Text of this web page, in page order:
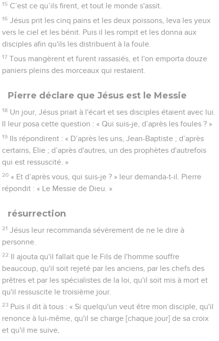
15 C’est ce qu’ils firent, et tout le monde s'assit.
16 Jésus prit les cinq pains et les deux poissons, leva les yeux
vers le ciel et les bénit. Puis il les rompit et les donna aux
disciples afin qu'ils les distribuent à la foule.
17 Tous mangèrent et furent rassasiés, et l'on emporta douze
paniers pleins des morceaux qui restaient.
Pierre déclare que Jésus est le Messie
18 Un jour, Jésus priait à l'écart et ses disciples étaient avec lui.
Il leur posa cette question : « Qui suis-je, d’après les foules ? »
19 Ils répondirent : « D’après les uns, Jean-Baptiste ; d’après
certains, Elie ; d’après d'autres, un des prophètes d'autrefois
qui est ressuscité. »
20 « Et d’après vous, qui suis-je ? » leur demanda-t-il. Pierre
répondit : « Le Messie de Dieu. »
résurrection
21 Jésus leur recommanda sévèrement de ne le dire à
personne.
22 Il ajouta qu'il fallait que le Fils de l'homme souffre
beaucoup, qu'il soit rejeté par les anciens, par les chefs des
prêtres et par les spécialistes de la loi, qu'il soit mis à mort et
qu'il ressuscite le troisième jour.
23 Puis il dit à tous : « Si quelqu'un veut être mon disciple, qu'il
renonce à lui-même, qu'il se charge [chaque jour] de sa croix
et qu'il me suive,